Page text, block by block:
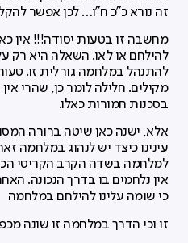
זה נורא כ"כ ח"ו… לכן אפשר
מחשבה זו בטעות יסודה!!! אין
להילחם או לאו. השאלה היא רק
להתנהל במלחמה גורלית זו.
מקילים. חלילה לומר כן, שהרי
בסכנות חמורות כאלו.
אלא, ישנה כאן שיטה ברורה
עינינו כיצד יש לנהוג במלחמה
למלחמה בשדה הקרב הקריטי
אין נלחמים בו בדרך הנכונה.
כי שומה עלינו להילחם במלחמה
זו וכי הדרך במלחמה זו שונה